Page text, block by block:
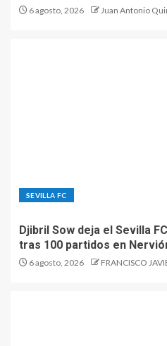
6 agosto, 2026 Juan Antonio
SEVILLA FC
Djibril Sow deja el Sevilla
tras 100 partidos en
6 agosto, 2026 FRANCISCO